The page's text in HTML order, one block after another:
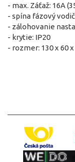
- max. Záťaž: 16A
- spína fázový
- zálohovanie
- krytie: IP20
- rozmer: 130 x 60